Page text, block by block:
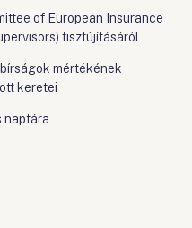
of European Insurance
tisztújításáról
mértékének
keretei
naptára